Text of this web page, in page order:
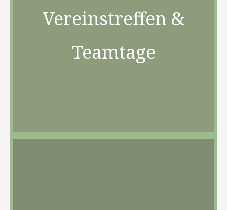
Vereinstreffen &
Teamtage